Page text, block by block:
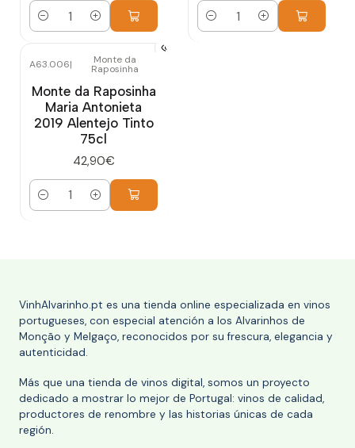
Cantidad Cantidad
A63.006| Monte da
Raposinha
Monte da Raposinha
Maria Antonieta
2019 Alentejo Tinto
75cl
42,90€
Cantidad
VinhAlvarinho.pt es una tienda online especializada en vinos
portugueses, con especial atención a los Alvarinhos de
Monção y Melgaço, reconocidos por su frescura, elegancia y
autenticidad.
Más que una tienda de vinos digital, somos un proyecto
dedicado a mostrar lo mejor de Portugal: vinos de calidad,
productores de renombre y las historias únicas de cada
región.